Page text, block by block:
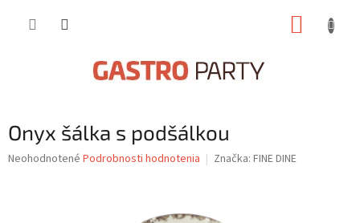
Onyx šálka s podšálkou
Priemerné
Neohodnotené Podrobnosti hodnotenia Značka: FINE DINE